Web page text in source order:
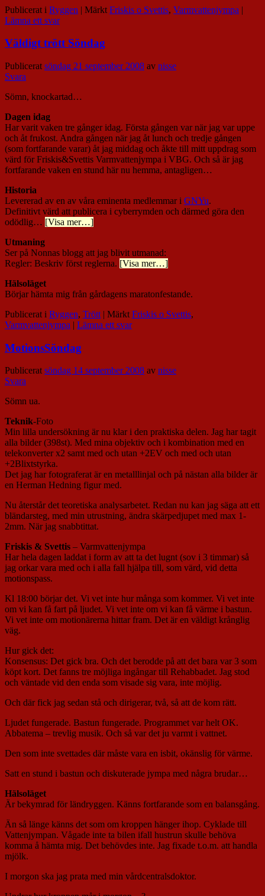
Publicerat i Ryggen | Märkt Friskis o Svettis, Varmvattenjympa |
Lämna ett svar
Väldigt trött Söndag
Publicerat söndag 21 september 2008 av nisse
Svara
Sömn, knockartad…
Dagen idag
Har varit vaken tre gånger idag. Första gången var när jag var uppe
och åt frukost. Andra gången när jag åt lunch och tredje gången
(som fortfarande varar) åt jag middag och åkte till mitt uppdrag som
värd för Friskis&Svettis Varmvattenjympa i VBG. Och så är jag
fortfarande vaken en stund här nu hemma, antagligen…
Historia
Levererad av en av våra eminenta medlemmar i GNYu.
Definitivt värd att publicera i cyberrymden och därmed göra den
odödlig… [Visa mer…]
Utmaning
Ser på Nonnas blogg att jag blivit utmanad:
Regler: Beskriv först reglerna. [Visa mer…]
Hälsoläget
Börjar hämta mig från gårdagens maratonfestande.
Publicerat i Ryggen, Trött | Märkt Friskis o Svettis,
Varmvattenjympa | Lämna ett svar
MotionsSöndag
Publicerat söndag 14 september 2008 av nisse
Svara
Sömn ua.
Teknik-Foto
Min lilla undersökning är nu klar i den praktiska delen. Jag har tagit
alla bilder (398st). Med mina objektiv och i kombination med en
telekonverter x2 samt med och utan +2EV och med och utan
+2Blixtstyrka.
Det jag har fotograferat är en metalllinjal och på nästan alla bilder är
en Herman Hedning figur med.
Nu återstår det teoretiska analysarbetet. Redan nu kan jag säga att ett
bländarsteg, med min utrustning, ändra skärpedjupet med max 1-
2mm. När jag snabbtittat.
Friskis & Svettis – Varmvattenjympa
Har hela dagen laddat i form av att ta det lugnt (sov i 3 timmar) så
jag orkar vara med och i alla fall hjälpa till, som värd, vid detta
motionspass.
Kl 18:00 börjar det. Vi vet inte hur många som kommer. Vi vet inte
om vi kan få fart på ljudet. Vi vet inte om vi kan få värme i bastun.
Vi vet inte om motionärerna hittar fram. Det är en väldigt krånglig
väg.
Hur gick det:
Konsensus: Det gick bra. Och det berodde på att det bara var 3 som
köpt kort. Det fanns tre möjliga ingångar till Rehabbadet. Jag stod
och väntade vid den enda som visade sig vara, inte möjlig.
Och där fick jag sedan stå och dirigerar, två, så att de kom rätt.
Ljudet fungerade. Bastun fungerade. Programmet var helt OK.
Abbatema – trevlig musik. Och så var det ju varmt i vattnet.
Den som inte svettades där måste vara en isbit, okänslig för värme.
Satt en stund i bastun och diskuterade jympa med några brudar…
Hälsoläget
Är bekymrad för ländryggen. Känns fortfarande som en balansgång.
Än så länge känns det som om kroppen hänger ihop. Cyklade till
Vattenjympan. Vågade inte ta bilen ifall hustrun skulle behöva
komma å hämta mig. Det behövdes inte. Jag fixade t.o.m. att handla
mjölk.
I morgon ska jag prata med min vårdcentralsdoktor.